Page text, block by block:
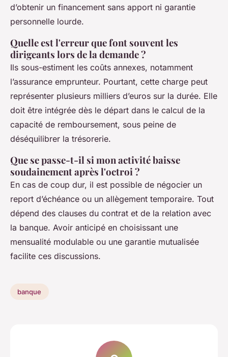
d’obtenir un financement sans apport ni garantie
personnelle lourde.
Quelle est l'erreur que font souvent les
dirigeants lors de la demande ?
Ils sous-estiment les coûts annexes, notamment
l’assurance emprunteur. Pourtant, cette charge peut
représenter plusieurs milliers d’euros sur la durée. Elle
doit être intégrée dès le départ dans le calcul de la
capacité de remboursement, sous peine de
déséquilibrer la trésorerie.
Que se passe-t-il si mon activité baisse
soudainement après l'octroi ?
En cas de coup dur, il est possible de négocier un
report d’échéance ou un allègement temporaire. Tout
dépend des clauses du contrat et de la relation avec
la banque. Avoir anticipé en choisissant une
mensualité modulable ou une garantie mutualisée
facilite ces discussions.
banque